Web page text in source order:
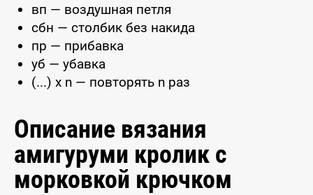
вп — воздушная петля
сбн — столбик без накида
пр — прибавка
уб — убавка
(...) x n — повторять n раз
Описание вязания
амигуруми кролик с
морковкой крючком